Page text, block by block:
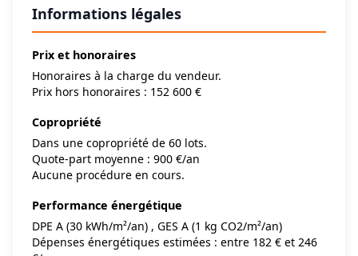
Informations légales
Prix et honoraires
Honoraires à la charge du vendeur.
Prix hors honoraires : 152 600 €
Copropriété
Dans une copropriété de 60 lots.
Quote-part moyenne : 900 €/an
Aucune procédure en cours.
Performance énergétique
DPE A (30 kWh/m²/an) , GES A (1 kg CO2/m²/an)
Dépenses énergétiques estimées : entre 182 € et 246